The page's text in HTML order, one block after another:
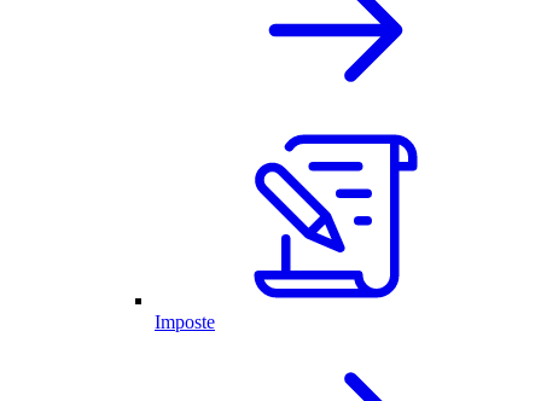
Imposte